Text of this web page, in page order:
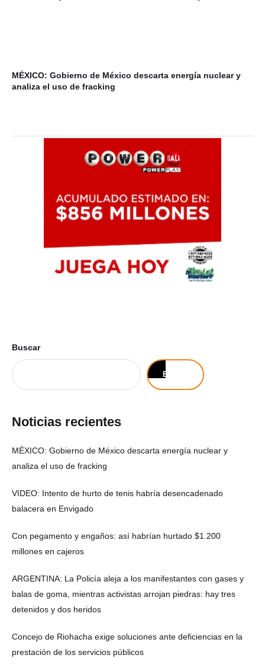
MÉXICO: Gobierno de México descarta energía nuclear y
analiza el uso de fracking
Buscar
Buscar
Noticias recientes
MÉXICO: Gobierno de México descarta energía nuclear y
analiza el uso de fracking
VIDEO: Intento de hurto de tenis habría desencadenado
balacera en Envigado
Con pegamento y engaños: así habrían hurtado $1.200
millones en cajeros
ARGENTINA: La Policía aleja a los manifestantes con gases y
balas de goma, mientras activistas arrojan piedras: hay tres
detenidos y dos heridos
Concejo de Riohacha exige soluciones ante deficiencias en la
prestación de los servicios públicos